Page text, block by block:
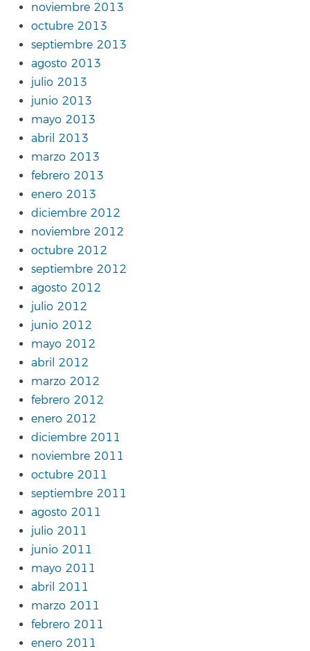
noviembre 2013
octubre 2013
septiembre 2013
agosto 2013
julio 2013
junio 2013
mayo 2013
abril 2013
marzo 2013
febrero 2013
enero 2013
diciembre 2012
noviembre 2012
octubre 2012
septiembre 2012
agosto 2012
julio 2012
junio 2012
mayo 2012
abril 2012
marzo 2012
febrero 2012
enero 2012
diciembre 2011
noviembre 2011
octubre 2011
septiembre 2011
agosto 2011
julio 2011
junio 2011
mayo 2011
abril 2011
marzo 2011
febrero 2011
enero 2011